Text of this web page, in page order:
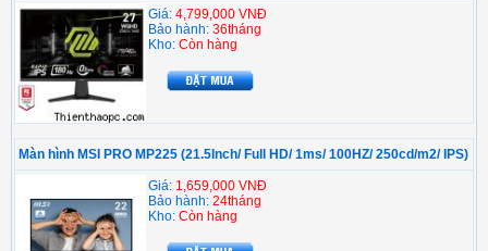
Giá: 4,799,000 VNĐ
Bảo hành: 36tháng
Kho: Còn hàng
Màn hình MSI PRO MP225 (21.5Inch/ Full HD/ 1ms/ 100HZ/ 250cd/m2/ IPS)
Giá: 1,659,000 VNĐ
Bảo hành: 24tháng
Kho: Còn hàng